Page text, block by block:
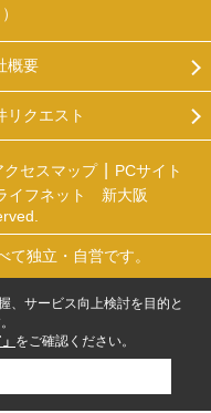
概要
リクエスト
クセスマップ
PCサイト
イフネット 新大阪
独立・自営です。
、サービス向上検討を目的と
をご確認ください。